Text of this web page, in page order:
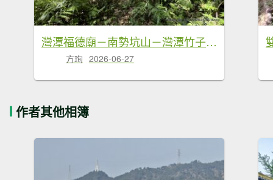
灣潭福德廟－南勢坑山－灣潭竹子山－七股古道－橫坪尾古道－灣潭古道－灣潭福德廟Ｏ形
方珣 2026-06-27
作者其他相簿